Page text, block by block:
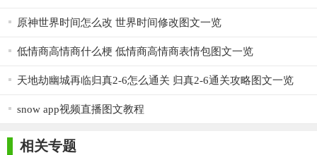
原神世界时间怎么改 世界时间修改图文一览
低情商高情商什么梗 低情商高情商表情包图文一览
天地劫幽城再临归真2-6怎么通关 归真2-6通关攻略图文一览
snow app视频直播图文教程
相关专题